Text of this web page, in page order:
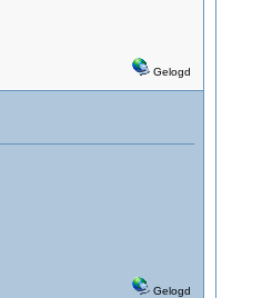
Gelogd
Gelogd